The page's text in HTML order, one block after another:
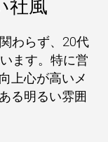
社風
わらず、20代
ます。特に営
上心が高いメ
る明るい雰囲